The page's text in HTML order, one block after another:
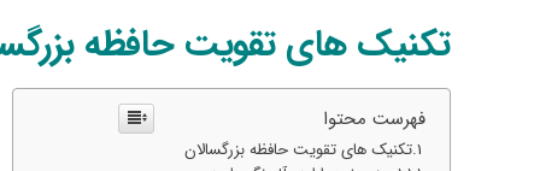
تکنیک های تقویت حافظه
فهرست محتوا
تکنیک های تقویت حافظه بزرگسالان